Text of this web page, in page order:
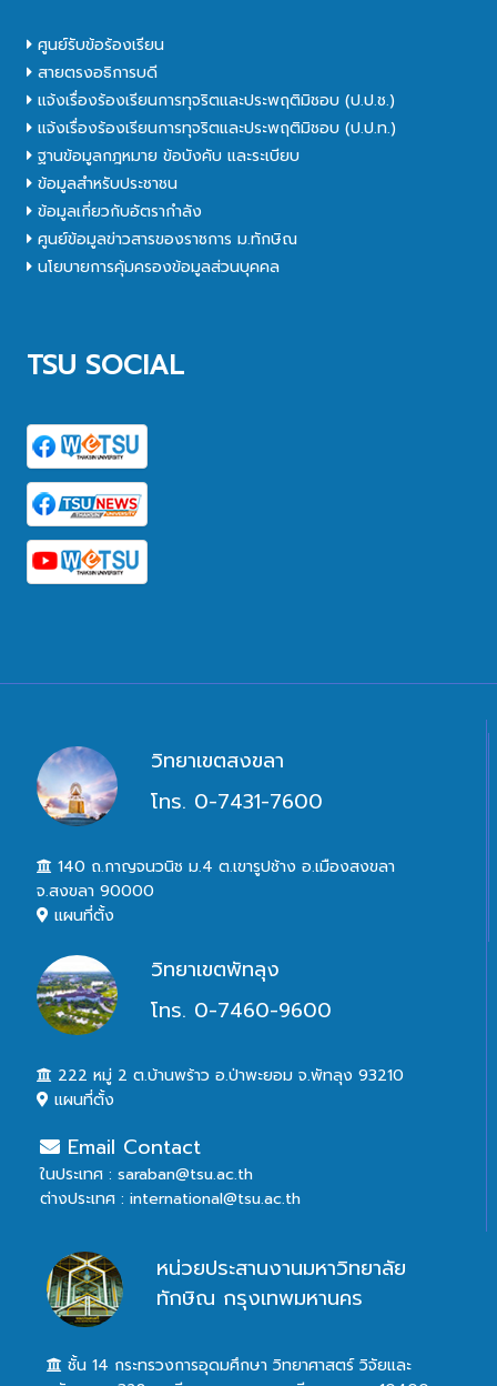
ศูนย์รับข้อร้องเรียน
สายตรงอธิการบดี
แจ้งเรื่องร้องเรียนการทุจริตและประพฤติมิชอบ (ป.ป.ช.)
แจ้งเรื่องร้องเรียนการทุจริตและประพฤติมิชอบ (ป.ป.ท.)
ฐานข้อมูลกฎหมาย ข้อบังคับ และระเบียบ
ข้อมูลสำหรับประชาชน
ข้อมูลเกี่ยวกับอัตรากำลัง
ศูนย์ข้อมูลข่าวสารของราชการ ม.ทักษิณ
นโยบายการคุ้มครองข้อมูลส่วนบุคคล
TSU SOCIAL
วิทยาเขตสงขลา
โทร. 0-7431-7600
140 ถ.กาญจนวนิช ม.4 ต.เขารูปช้าง อ.เมืองสงขลา
จ.สงขลา 90000
แผนที่ตั้ง
วิทยาเขตพัทลุง
โทร. 0-7460-9600
222 หมู่ 2 ต.บ้านพร้าว อ.ป่าพะยอม จ.พัทลุง 93210
แผนที่ตั้ง
Email Contact
ในประเทศ : saraban@tsu.ac.th
ต่างประเทศ : international@tsu.ac.th
หน่วยประสานงานมหาวิทยาลัย
ทักษิณ กรุงเทพมหานคร
ชั้น 14 กระทรวงการอุดมศึกษา วิทยาศาสตร์ วิจัยและ